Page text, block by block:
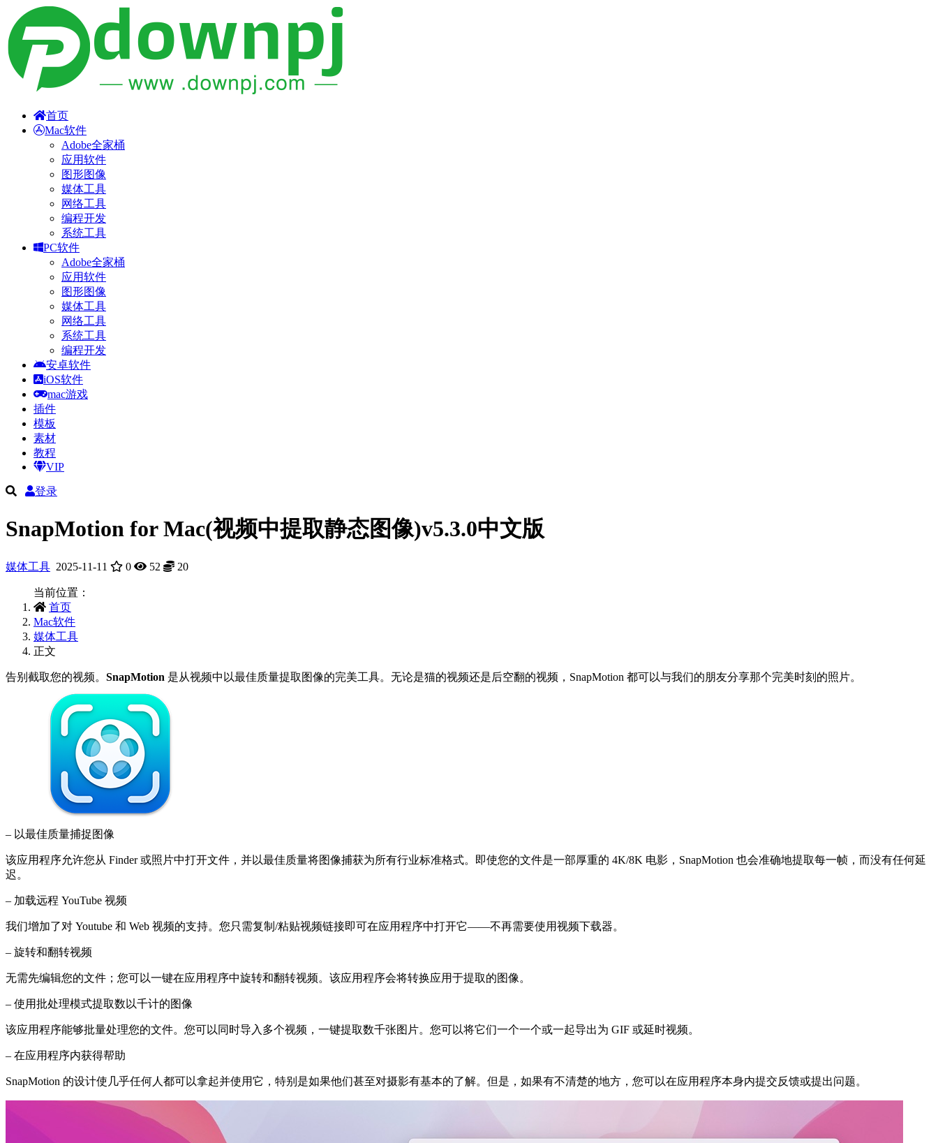
首页
Mac软件
Adobe全家桶
应用软件
图形图像
媒体工具
网络工具
编程开发
系统工具
PC软件
Adobe全家桶
应用软件
图形图像
媒体工具
网络工具
系统工具
编程开发
安卓软件
iOS软件
mac游戏
插件
模板
素材
教程
VIP
登录
SnapMotion for Mac(视频中提取静态图像)v5.3.0中文版
媒体工具 2025-11-11 0 52 20
当前位置：
首页
Mac软件
媒体工具
正文
告别截取您的视频。 SnapMotion 是从视频中以最佳质量提取图像的完美工具。无论是猫的视频还是后空翻的视频，SnapMotion 都可以与我们的朋友分享那个完美时刻的照片。
– 以最佳质量捕捉图像
该应用程序允许您从 Finder 或照片中打开文件，并以最佳质量将图像捕获为所有行业标准格式。即使您的文件是一部厚重的 4K/8K 电影，SnapMotion 也会准确地提取每一帧，而没有任何延
迟。
– 加载远程 YouTube 视频
我们增加了对 Youtube 和 Web 视频的支持。您只需复制/粘贴视频链接即可在应用程序中打开它——不再需要使用视频下载器。
– 旋转和翻转视频
无需先编辑您的文件；您可以一键在应用程序中旋转和翻转视频。该应用程序会将转换应用于提取的图像。
– 使用批处理模式提取数以千计的图像
该应用程序能够批量处理您的文件。您可以同时导入多个视频，一键提取数千张图片。您可以将它们一个一个或一起导出为 GIF 或延时视频。
– 在应用程序内获得帮助
SnapMotion 的设计使几乎任何人都可以拿起并使用它，特别是如果他们甚至对摄影有基本的了解。但是，如果有不清楚的地方，您可以在应用程序本身内提交反馈或提出问题。